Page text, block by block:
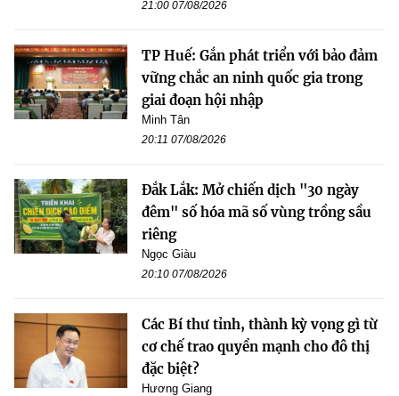
21:00 07/08/2026
TP Huế: Gắn phát triển với bảo đảm
vững chắc an ninh quốc gia trong
giai đoạn hội nhập
Minh Tân
20:11 07/08/2026
Đắk Lắk: Mở chiến dịch "30 ngày
đêm" số hóa mã số vùng trồng sầu
riêng
Ngọc Giàu
20:10 07/08/2026
Các Bí thư tỉnh, thành kỳ vọng gì từ
cơ chế trao quyền mạnh cho đô thị
đặc biệt?
Hương Giang